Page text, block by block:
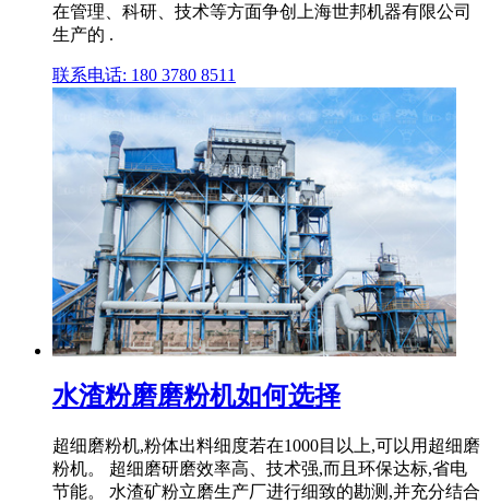
在管理、科研、技术等方面争创上海世邦机器有限公司
生产的 .
联系电话: 180 3780 8511
水渣粉磨磨粉机如何选择
超细磨粉机,粉体出料细度若在1000目以上,可以用超细磨
粉机。 超细磨研磨效率高、技术强,而且环保达标,省电
节能。 水渣矿粉立磨生产厂进行细致的勘测,并充分结合